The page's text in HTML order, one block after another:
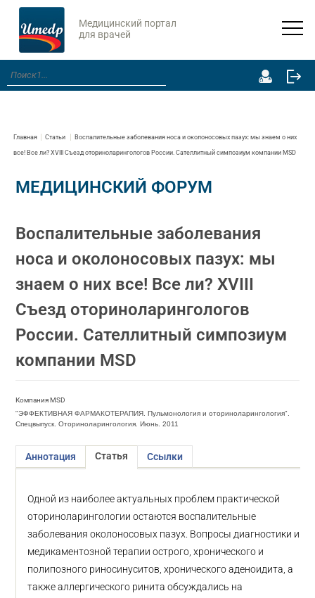
Медицинский портал
для врачей
Главная Статьи Воспалительные заболевания носа и околоносовых пазух: мы знаем о них
все! Все ли? XVIII Съезд оториноларингологов России. Сателлитный симпозиум компании MSD
МЕДИЦИНСКИЙ ФОРУМ
Воспалительные заболевания
носа и околоносовых пазух: мы
знаем о них все! Все ли? XVIII
Съезд оториноларингологов
России. Сателлитный симпозиум
компании MSD
Компания MSD
"ЭФФЕКТИВНАЯ ФАРМАКОТЕРАПИЯ. Пульмонология и оториноларингология".
Спецвыпуск. Оториноларингология. Июнь. 2011
Аннотация Статья Ссылки
Одной из наиболее актуальных проблем практической
оториноларингологии остаются воспалительные
заболевания околоносовых пазух. Вопросы диагностики и
медикаментозной терапии острого, хронического и
полипозного риносинуситов, хронического аденоидита, а
также аллергического ринита обсуждались на